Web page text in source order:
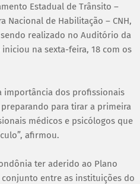
Estadual de Trânsito –
Nacional de Habilitação – CNH,
realizado no Auditório da
na sexta-feira, 18 com os
importância dos profissionais
para tirar a primeira
médicos e psicólogos que
afirmou.
ter aderido ao Plano
conjunto entre as instituições do